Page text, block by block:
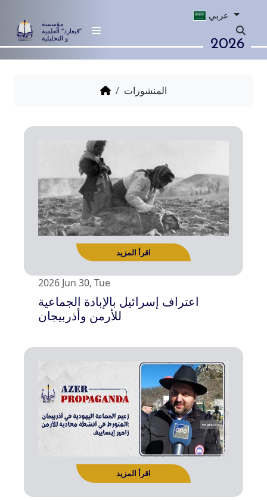
مؤسسة
”قيغارد“ العلمية
و التحليلية
عربي
2026
المنشورات
2026 Jun 30, Tue
اعتراف إسرائيل بالإبادة الجماعية
للأرمن وأذربيجان